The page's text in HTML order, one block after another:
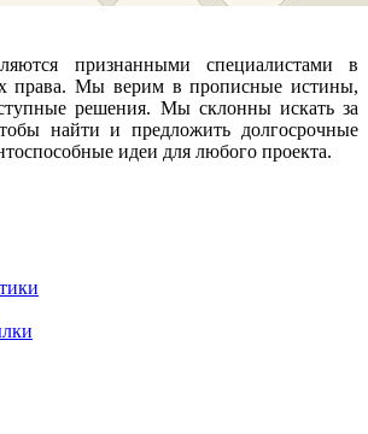
признанными специалистами в
права. Мы верим в прописные истины,
решения. Мы склонны искать за
найти и предложить долгосрочные
идеи для любого проекта.